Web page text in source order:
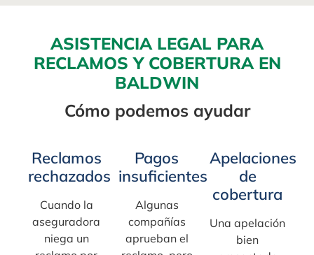
ASISTENCIA LEGAL PARA
RECLAMOS Y COBERTURA EN
BALDWIN
Cómo podemos ayudar
Reclamos
rechazados
Cuando la
aseguradora
niega un
Pagos
insuficientes
Algunas
compañías
aprueban el
Apelaciones
de
cobertura
Una apelación
bien